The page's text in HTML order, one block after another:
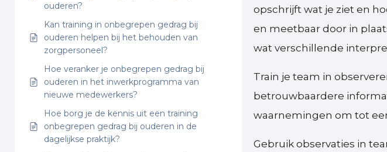
ouderen?
Kan training in onbegrepen gedrag bij
ouderen helpen bij het behouden van
zorgpersoneel?
Hoe veranker je onbegrepen gedrag bij
ouderen in het inwerkprogramma van
nieuwe medewerkers?
Hoe borg je de kennis uit een training
onbegrepen gedrag bij ouderen in de
dagelijkse praktijk?
opschrijft wat je ziet en
en meetbaar door in
wat verschillende
Train je team in
betrouwbaardere
waarnemingen om tot
Gebruik observaties in